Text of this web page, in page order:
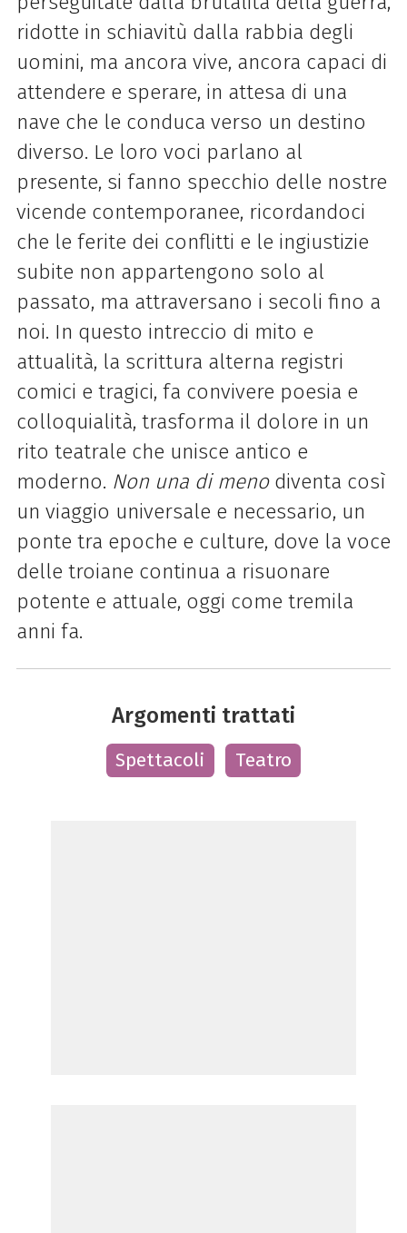
ridotte in schiavitù dalla rabbia degli
uomini, ma ancora vive, ancora capaci di
attendere e sperare, in attesa di una
nave che le conduca verso un destino
diverso. Le loro voci parlano al
presente, si fanno specchio delle nostre
vicende contemporanee, ricordandoci
che le ferite dei conflitti e le ingiustizie
subite non appartengono solo al
passato, ma attraversano i secoli fino a
noi. In questo intreccio di mito e
attualità, la scrittura alterna registri
comici e tragici, fa convivere poesia e
colloquialità, trasforma il dolore in un
rito teatrale che unisce antico e
moderno. Non una di menodiventa così
un viaggio universale e necessario, un
ponte tra epoche e culture, dove la voce
delle troiane continua a risuonare
potente e attuale, oggi come tremila
anni fa.
Argomenti trattati
Spettacoli Teatro